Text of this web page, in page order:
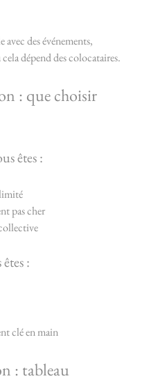
des événements,
dépend des colocataires.
: que choisir
êtes :
pas cher
:
clé en main
: tableau